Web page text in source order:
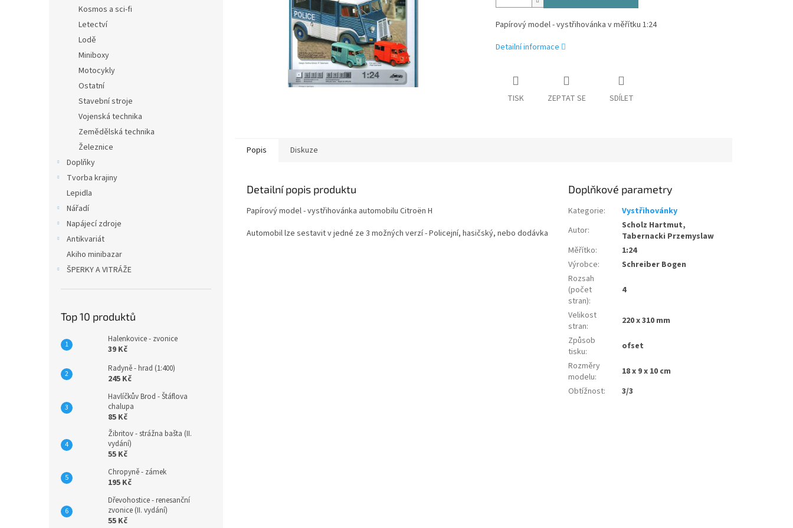
Kosmos a sci-fi
Letectví
Lodě
Miniboxy
Motocykly
Ostatní
Stavební stroje
Vojenská technika
Zemědělská technika
Železnice
Doplňky
Tvorba krajiny
Lepidla
Nářadí
Napájecí zdroje
Antikvariát
Akiho minibazar
ŠPERKY A VITRÁŽE
Top 10 produktů
Halenkovice - zvonice
39 Kč
Radyně - hrad (1:400)
245 Kč
Havlíčkův Brod - Štáflova
chalupa
85 Kč
Žibritov - strážna bašta (II.
vydání)
55 Kč
Chropyně - zámek
195 Kč
Dřevohostice - renesanční
zvonice (II. vydání)
55 Kč
Papírový model - vystřihovánka v měřítku 1:24
Detailní informace
TISK ZEPTAT SE SDÍLET
Popis Diskuze
Detailní popis produktu
Papírový model - vystřihovánka automobilu Citroën H
Automobil lze sestavit v jedné ze 3 možných verzí - Policejní, hasičský, nebo dodávka
Doplňkové parametry
Kategorie:
Vystřihovánky
Autor:
Scholz Hartmut,
Tabernacki Przemyslaw
Měřítko:
1:24
Výrobce:
Schreiber Bogen
Rozsah
(počet
stran):
4
Velikost
stran:
220 x 310 mm
Způsob
tisku:
ofset
Rozměry
modelu:
18 x 9 x 10 cm
Obtížnost: 3/3